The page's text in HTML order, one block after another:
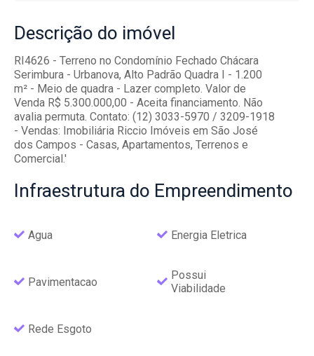
Descrição do imóvel
RI4626 - Terreno no Condomínio Fechado Chácara
Serimbura - Urbanova, Alto Padrão Quadra I - 1.200
m² - Meio de quadra - Lazer completo. Valor de
Venda R$ 5.300.000,00 - Aceita financiamento. Não
avalia permuta. Contato: (12) 3033-5970 / 3209-1918
- Vendas: Imobiliária Riccio Imóveis em São José
dos Campos - Casas, Apartamentos, Terrenos e
Comercial.'
Infraestrutura do Empreendimento
Agua Energia Eletrica
Pavimentacao
Possui
Viabilidade
Rede Esgoto